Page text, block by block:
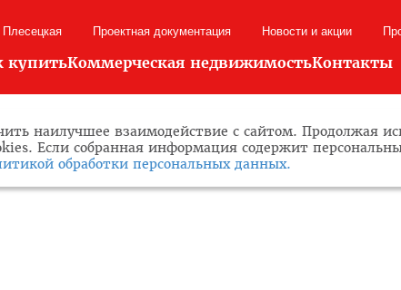
Проектная документация Новости и акции
купитьКоммерческая недвижимостьКонтакты
наилучшее взаимодействие с сайтом. Продолжая
Если собранная информация содержит
обработки персональных данных.